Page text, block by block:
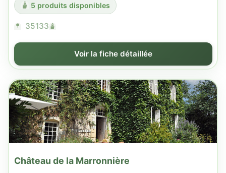
5 produits disponibles
35133
Voir la fiche détaillée
Château de la Marronnière